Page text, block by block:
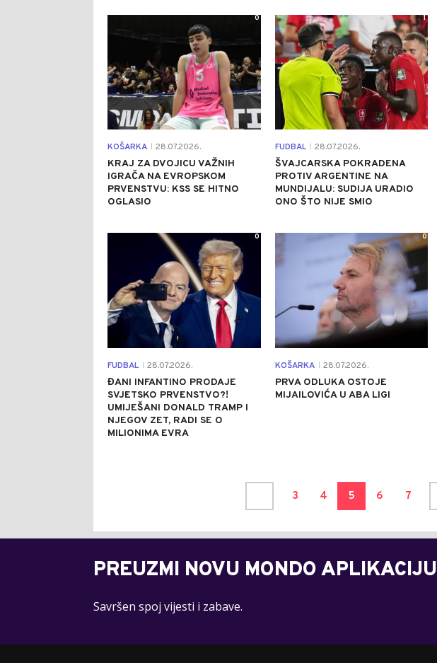
KOŠARKA 28.07.2026.
KRAJ ZA DVOJICU VAŽNIH
IGRAČA NA EVROPSKOM
PRVENSTVU: KSS SE HITNO
OGLASIO
0
FUDBAL 28.07.2026.
ŠVAJCARSKA POKRADENA
PROTIV ARGENTINE NA
MUNDIJALU: SUDIJA URADIO
ONO ŠTO NIJE SMIO
1
FUDBAL 28.07.2026.
ĐANI INFANTINO PRODAJE
SVJETSKO PRVENSTVO?!
UMIJEŠANI DONALD TRAMP I
NJEGOV ZET, RADI SE O
MILIONIMA EVRA
0
KOŠARKA 28.07.2026.
PRVA ODLUKA OSTOJE
MIJAILOVIĆA U ABA LIGI
0
3 4 5 6 7
PREUZMI NOVU MONDO APLIKACIJU
Savršen spoj vijesti i zabave.